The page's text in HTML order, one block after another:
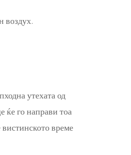
воздух.
утехата од
ќе го направи тоа
вистинското време